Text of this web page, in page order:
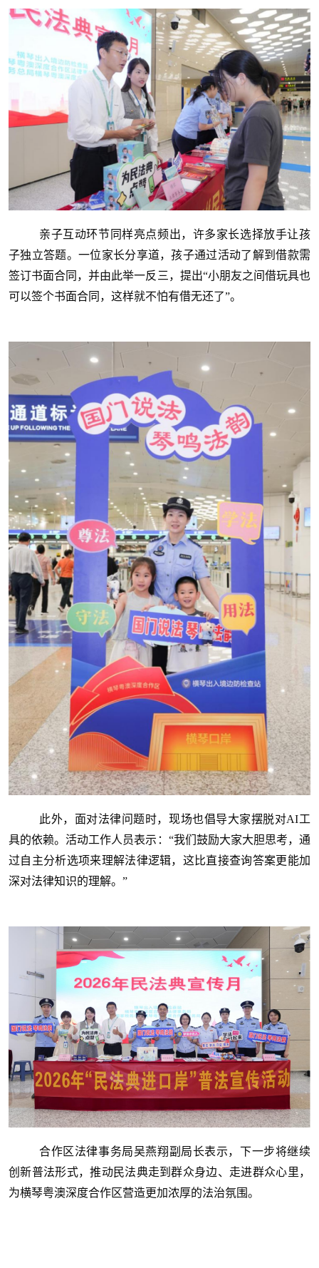
亲子互动环节同样亮点频出，许多家长选择放手让孩
子独立答题。一位家长分享道，孩子通过活动了解到借款需
签订书面合同，并由此举一反三，提出“小朋友之间借玩具也
可以签个书面合同，这样就不怕有借无还了”。
此外，面对法律问题时，现场也倡导大家摆脱对AI工
具的依赖。活动工作人员表示：“我们鼓励大家大胆思考，通
过自主分析选项来理解法律逻辑，这比直接查询答案更能加
深对法律知识的理解。”
合作区法律事务局吴燕翔副局长表示，下一步将继续
创新普法形式，推动民法典走到群众身边、走进群众心里，
为横琴粤澳深度合作区营造更加浓厚的法治氛围。